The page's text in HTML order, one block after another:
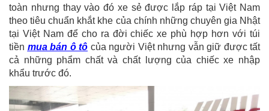
toàn nhưng thay vào đó xe sẻ được lắp ráp tại Việt Nam
theo tiêu chuẩn khắt khe của chính những chuyên gia Nhật
tại Việt Nam để cho ra đời chiếc xe phù hợp hơn với túi
tiền mua bán ô tô của người Việt nhưng vẫn giữ được tất
cả những phẩm chất và chất lượng của chiếc xe nhập
khẩu trước đó.